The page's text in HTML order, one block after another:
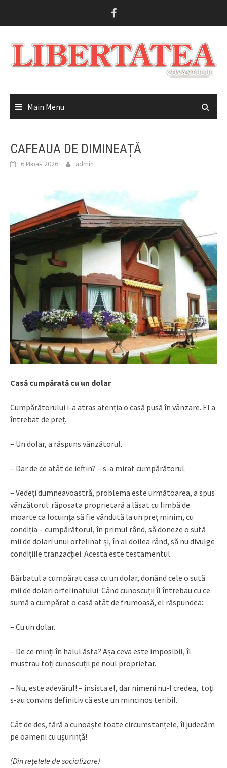
Main Menu
CAFEAUA DE DIMINEAȚĂ
6 Июнь 2026 admin
Casă cumpărată cu un dolar
Cumpărătorului i-a atras atenția o casă pusă în vânzare. El a
întrebat de preț.
– Un dolar, a răspuns vânzătorul.
– Dar de ce atât de ieftin? – s-a mirat cumpărătorul.
– Vedeți dumneavoastră, problema este următoarea, a spus
vânzătorul: răposata proprietară a lăsat cu limbă de
moarte ca locuința să fie vândută la un preț minim, cu
condiția – cumpărătorul, în primul rând, să doneze o sută
mii de dolari unui orfelinat și, în al doilea rând, să nu divulge
condițiile tranzacției. Acesta este testamentul.
Bărbatul a cumpărat casa cu un dolar, donând cele o sută
mii de dolari orfelinatului. Când cunoscuții îl întrebau cu ce
sumă a cumpărat o casă atât de frumoasă, el răspundea:
– Cu un dolar.
– De ce minți în halul ăsta? Așa ceva este imposibil, îl
mustrau toți cunoscuții pe noul proprietar.
– Nu, este adevărul! – insista el, dar nimeni nu-l credea, toți
s-au convins definitiv că este un mincinos teribil.
Cât de des, fără a cunoaște toate circumstanțele, îi judecăm
pe oameni cu ușurință!
(Din rețelele de socializare)